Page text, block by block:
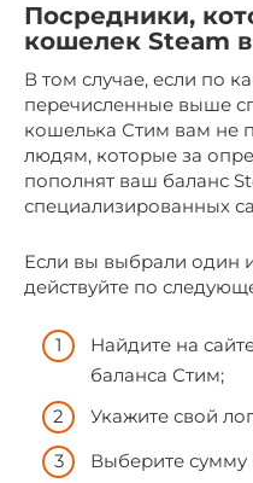
Посредники,
кошелек Steam
В том случае, если по
перечисленные выше
кошелька Стим вам не
людям, которые за
пополнят ваш баланс
специализированных
Если вы выбрали один
действуйте по
Найдите на
баланса Стим;
Укажите свой
Выберите сумму